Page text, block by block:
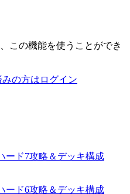
この機能を使うことができ
みの方はログイン
ード7攻略＆デッキ構成
ード6攻略＆デッキ構成